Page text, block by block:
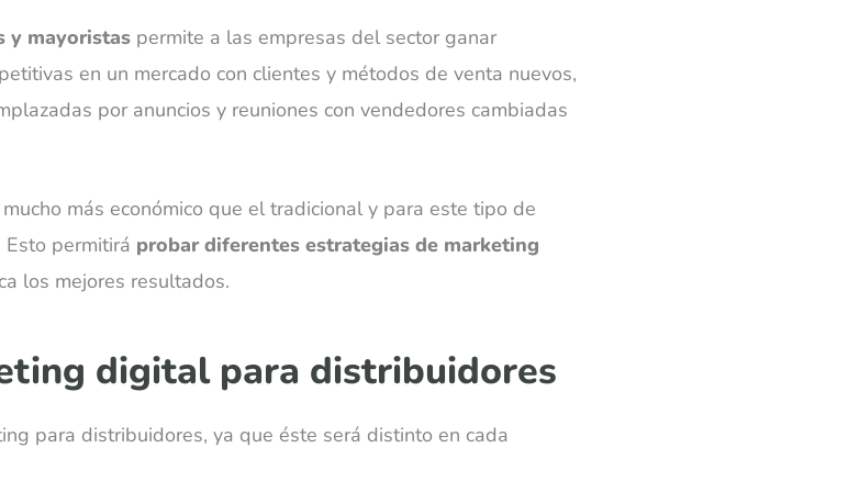
y mayoristas permite a las empresas del sector ganar
en un mercado con clientes y métodos de venta nuevos,
por anuncios y reuniones con vendedores cambiadas
más económico que el tradicional y para este tipo de
permitirá probar diferentes estrategias de marketing
los mejores resultados.
digital para distribuidores
para distribuidores, ya que éste será distinto en cada